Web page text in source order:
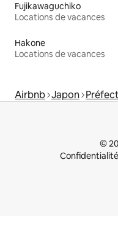
Fujikawaguchiko
Locations de vacances
Hakone
Locations de vacances
Airbnb Japon
©
Confidentialité